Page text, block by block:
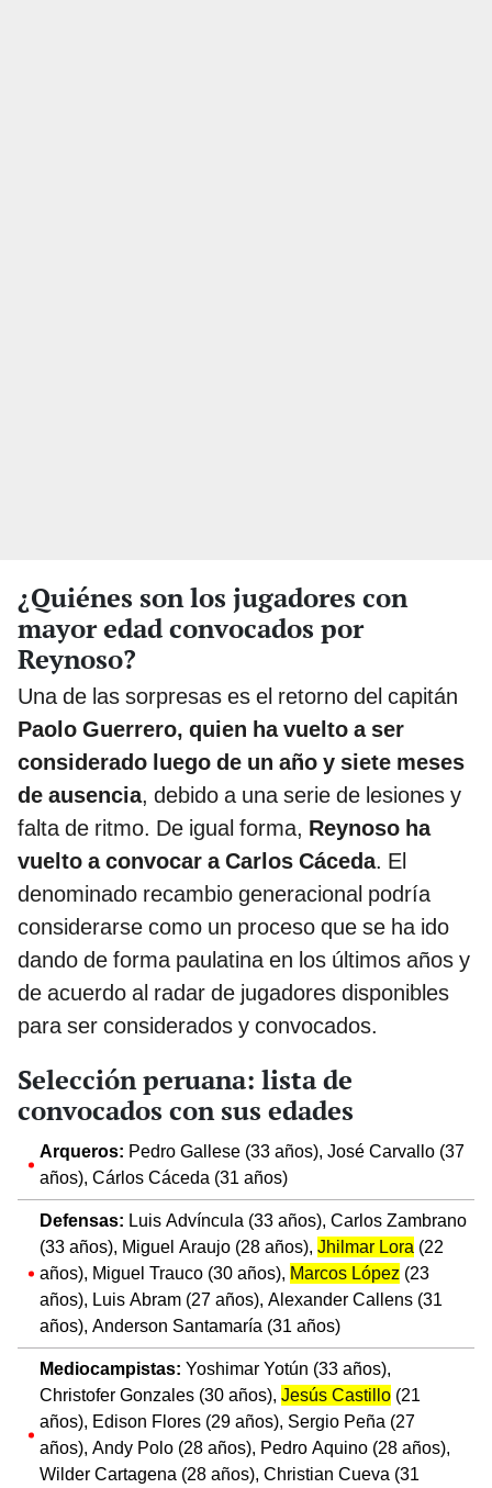
¿Quiénes son los jugadores con
mayor edad convocados por
Reynoso?
Una de las sorpresas es el retorno del capitán
Paolo Guerrero, quien ha vuelto a ser
considerado luego de un año y siete meses
de ausencia, debido a una serie de lesiones y
falta de ritmo. De igual forma, Reynoso ha
vuelto a convocar a Carlos Cáceda. El
denominado recambio generacional podría
considerarse como un proceso que se ha ido
dando de forma paulatina en los últimos años y
de acuerdo al radar de jugadores disponibles
para ser considerados y convocados.
Selección peruana: lista de
convocados con sus edades
Arqueros: Pedro Gallese (33 años), José Carvallo (37
años), Cárlos Cáceda (31 años)
Defensas: Luis Advíncula (33 años), Carlos Zambrano
(33 años), Miguel Araujo (28 años), Jhilmar Lora (22
años), Miguel Trauco (30 años), Marcos López (23
años), Luis Abram (27 años), Alexander Callens (31
años), Anderson Santamaría (31 años)
Mediocampistas: Yoshimar Yotún (33 años),
Christofer Gonzales (30 años), Jesús Castillo (21
años), Edison Flores (29 años), Sergio Peña (27
años), Andy Polo (28 años), Pedro Aquino (28 años),
Wilder Cartagena (28 años), Christian Cueva (31